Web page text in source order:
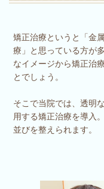
矯正治療というと「金
療」と思っている方が
なイメージから矯正治
とでしょう。
そこで当院では、透明
用する矯正治療を導入
並びを整えられます。